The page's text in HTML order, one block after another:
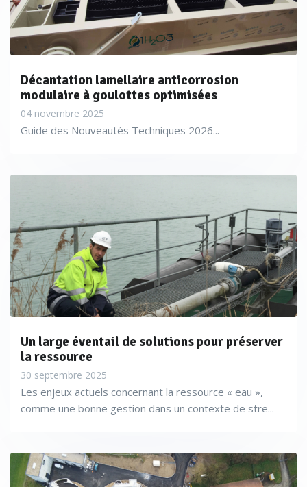
Décantation lamellaire anticorrosion
modulaire à goulottes optimisées
04 novembre 2025
Guide des Nouveautés Techniques 2026...
Un large éventail de solutions pour préserver
la ressource
30 septembre 2025
Les enjeux actuels concernant la ressource « eau »,
comme une bonne gestion dans un contexte de stre...